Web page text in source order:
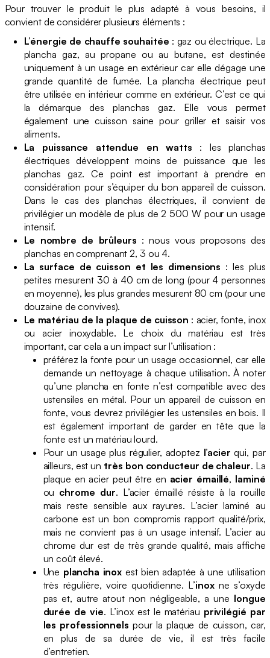
Pour trouver le produit le plus adapté à vous besoins, il
convient de considérer plusieurs éléments :
L’énergie de chauffe souhaitée : gaz ou électrique. La
plancha gaz, au propane ou au butane, est destinée
uniquement à un usage en extérieur car elle dégage une
grande quantité de fumée. La plancha électrique peut
être utilisée en intérieur comme en extérieur. C’est ce qui
la démarque des planchas gaz. Elle vous permet
également une cuisson saine pour griller et saisir vos
aliments.
La puissance attendue en watts : les planchas
électriques développent moins de puissance que les
planchas gaz. Ce point est important à prendre en
considération pour s’équiper du bon appareil de cuisson.
Dans le cas des planchas électriques, il convient de
privilégier un modèle de plus de 2 500 W pour un usage
intensif.
Le nombre de brûleurs : nous vous proposons des
planchas en comprenant 2, 3 ou 4.
La surface de cuisson et les dimensions : les plus
petites mesurent 30 à 40 cm de long (pour 4 personnes
en moyenne), les plus grandes mesurent 80 cm (pour une
douzaine de convives).
Le matériau de la plaque de cuisson : acier, fonte, inox
ou acier inoxydable. Le choix du matériau est très
important, car cela a un impact sur l’utilisation :
préférez la fonte pour un usage occasionnel, car elle
demande un nettoyage à chaque utilisation. À noter
qu’une plancha en fonte n’est compatible avec des
ustensiles en métal. Pour un appareil de cuisson en
fonte, vous devrez privilégier les ustensiles en bois. Il
est également important de garder en tête que la
fonte est un matériau lourd.
Pour un usage plus régulier, adoptez l’acier qui, par
ailleurs, est un très bon conducteur de chaleur. La
plaque en acier peut être en acier émaillé, laminé
ou chrome dur. L’acier émaillé résiste à la rouille
mais reste sensible aux rayures. L’acier laminé au
carbone est un bon compromis rapport qualité/prix,
mais ne convient pas à un usage intensif. L’acier au
chrome dur est de très grande qualité, mais affiche
un coût élevé.
Une plancha inox est bien adaptée à une utilisation
très régulière, voire quotidienne. L’inoxne s’oxyde
pas et, autre atout non négligeable, a une longue
durée de vie. L’inox est le matériau privilégié par
les professionnels pour la plaque de cuisson, car,
en plus de sa durée de vie, il est très facile
d’entretien.